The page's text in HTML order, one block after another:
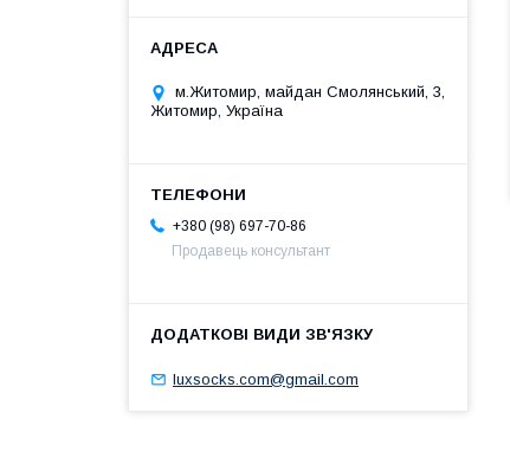
м.Житомир, майдан Смолянський, 3,
Житомир, Україна
+380 (98) 697-70-86
Продавець консультант
luxsocks.com@gmail.com